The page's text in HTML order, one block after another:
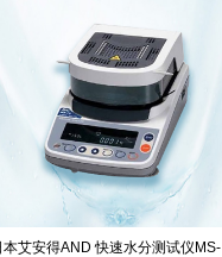
本艾安得AND 快速水分测试仪MS-